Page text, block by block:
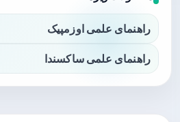
راهنمای علمی اوزمپیک
راهنمای علمی ساکسندا